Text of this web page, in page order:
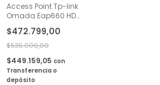
Access Point Tp-link
Omada Eap660 HD
$472.799,00
$535.000,00
$449.159,05 con
Transferencia o
depósito